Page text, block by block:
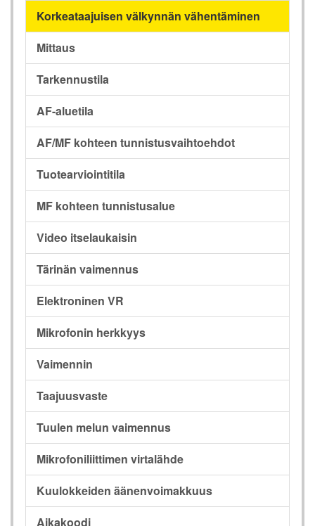
Korkeataajuisen välkynnän vähentäminen
Mittaus
Tarkennustila
AF-aluetila
AF/MF kohteen tunnistusvaihtoehdot
Tuotearviointitila
MF kohteen tunnistusalue
Video itselaukaisin
Tärinän vaimennus
Elektroninen VR
Mikrofonin herkkyys
Vaimennin
Taajuusvaste
Tuulen melun vaimennus
Mikrofoniliittimen virtalähde
Kuulokkeiden äänenvoimakkuus
Aikakoodi